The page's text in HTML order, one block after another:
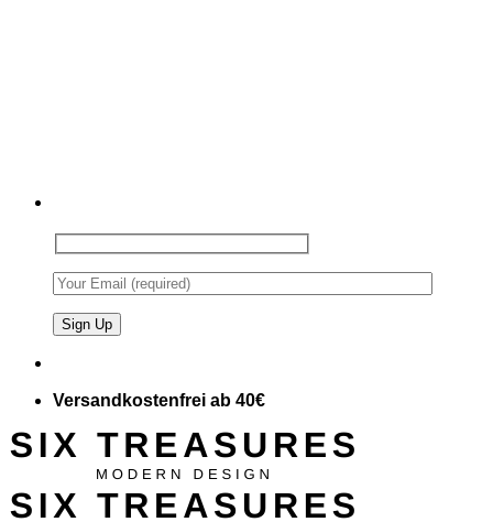
Versandkostenfrei ab 40€